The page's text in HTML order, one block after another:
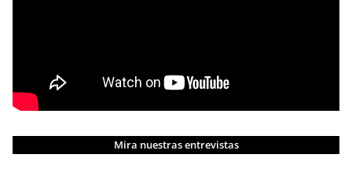
Mira nuestras entrevistas